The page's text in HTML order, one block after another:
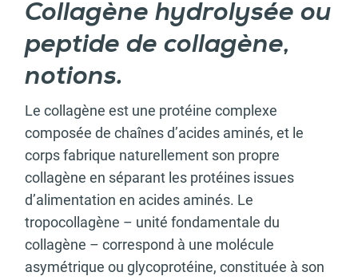
Collagène hydrolysée ou
peptide de collagène,
notions.
Le collagène est une protéine complexe
composée de chaînes d’acides aminés, et le
corps fabrique naturellement son propre
collagène en séparant les protéines issues
d’alimentation en acides aminés. Le
tropocollagène – unité fondamentale du
collagène – correspond à une molécule
asymétrique ou glycoprotéine, constituée à son